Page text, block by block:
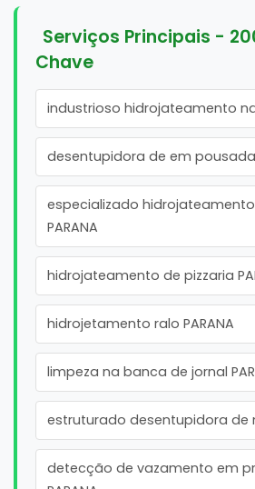
Serviços Principais -
Chave
industrioso hidrojateamento na
desentupidora de em pousada
especializado
PARANA
hidrojateamento de pizzaria
hidrojetamento ralo PARANA
limpeza na banca de jornal
estruturado desentupidora de
detecção de vazamento em